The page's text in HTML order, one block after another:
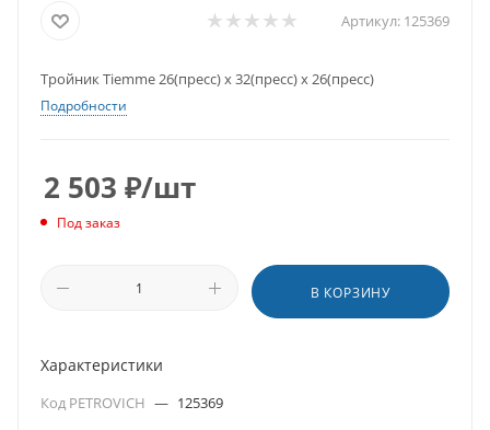
Артикул: 125369
Тройник Tiemme 26(пресс) х 32(пресс) х 26(пресс)
Подробности
2 503 ₽/шт
Под заказ
В КОРЗИНУ
Характеристики
Код PETROVICH — 125369